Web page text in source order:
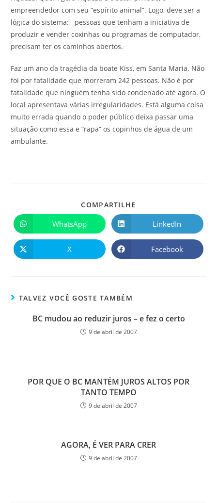
empreendedor com seu “espírito animal”. Logo, deve ser a
lógica do sistema: pessoas que tenham a iniciativa de
produzir e vender coxinhas ou programas de computador,
precisam ter os caminhos abertos.
Faz um ano da tragédia da boate Kiss, em Santa Maria. Não
foi por fatalidade que morreram 242 pessoas. Não é por
fatalidade que ninguém tenha sido condenado até agora. O
local apresentava várias irregularidades. Está alguma coisa
muito errada quando o poder público deixa passar uma
situação como essa e “rapa” os copinhos de água de um
ambulante.
COMPARTILHE
WhatsApp LinkedIn
X Facebook
TALVEZ VOCÊ GOSTE TAMBÉM
BC mudou ao reduzir juros – e fez o certo
9 de abril de 2007
POR QUE O BC MANTÉM JUROS ALTOS POR
TANTO TEMPO
9 de abril de 2007
AGORA, É VER PARA CRER
9 de abril de 2007